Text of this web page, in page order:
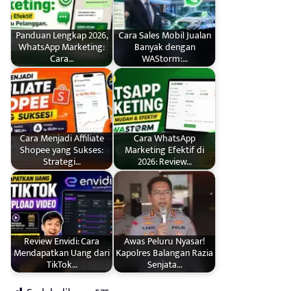
Panduan Lengkap 2026,
WhatsApp Marketing:
Cara…
Cara Sales Mobil Jualan
Banyak dengan
WAStorm:…
Cara Menjadi Affiliate
Shopee yang Sukses:
Strategi…
Cara WhatsApp
Marketing Efektif di
2026: Review…
Review Envidi: Cara
Mendapatkan Uang dari
TikTok…
Awas Peluru Nyasar!
Kapolres Balangan Razia
Senjata…